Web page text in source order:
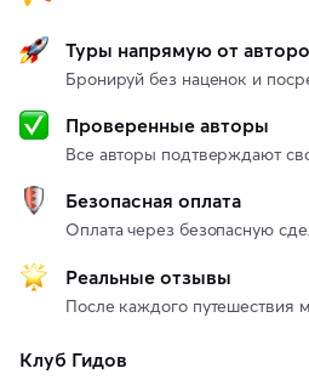
Туры напрямую от
Бронируй без наценок и
Проверенные авторы
Все авторы подтверждают
Безопасная оплата
Оплата через безопасную
Реальные отзывы
После каждого путешествия
Клуб Гидов